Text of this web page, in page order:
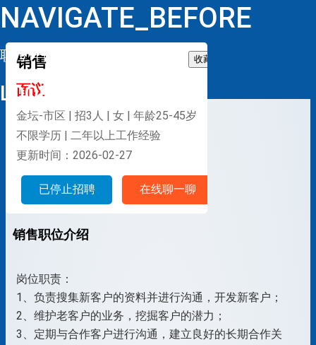
NAVIGATE_BEFORE
职位详情
LOOP
销售 收藏
面议
金坛-市区 | 招3人 | 女 | 年龄25-45岁
不限学历 | 二年以上工作经验
更新时间：2026-02-27
已停止招聘 在线聊一聊
销售职位介绍
岗位职责：
1、负责搜集新客户的资料并进行沟通，开发新客户；
2、维护老客户的业务，挖掘客户的潜力；
3、定期与合作客户进行沟通，建立良好的长期合作关